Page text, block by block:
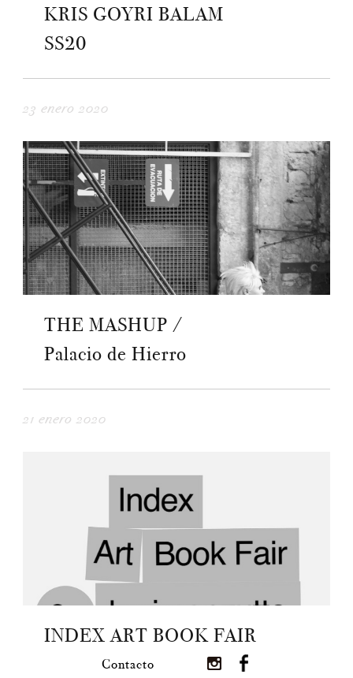
Contacto
KRIS GOYRI BALAM
SS20
23 enero 2020
THE MASHUP /
Palacio de Hierro
21 enero 2020
INDEX ART BOOK FAIR